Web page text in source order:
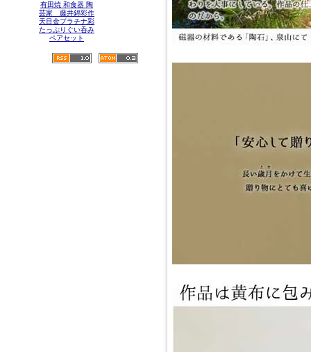
有田焼 和食器 陶
芸家 藤井錦彩作
天目金プラチナ彩
たっぷりぐい呑み
ペアセット